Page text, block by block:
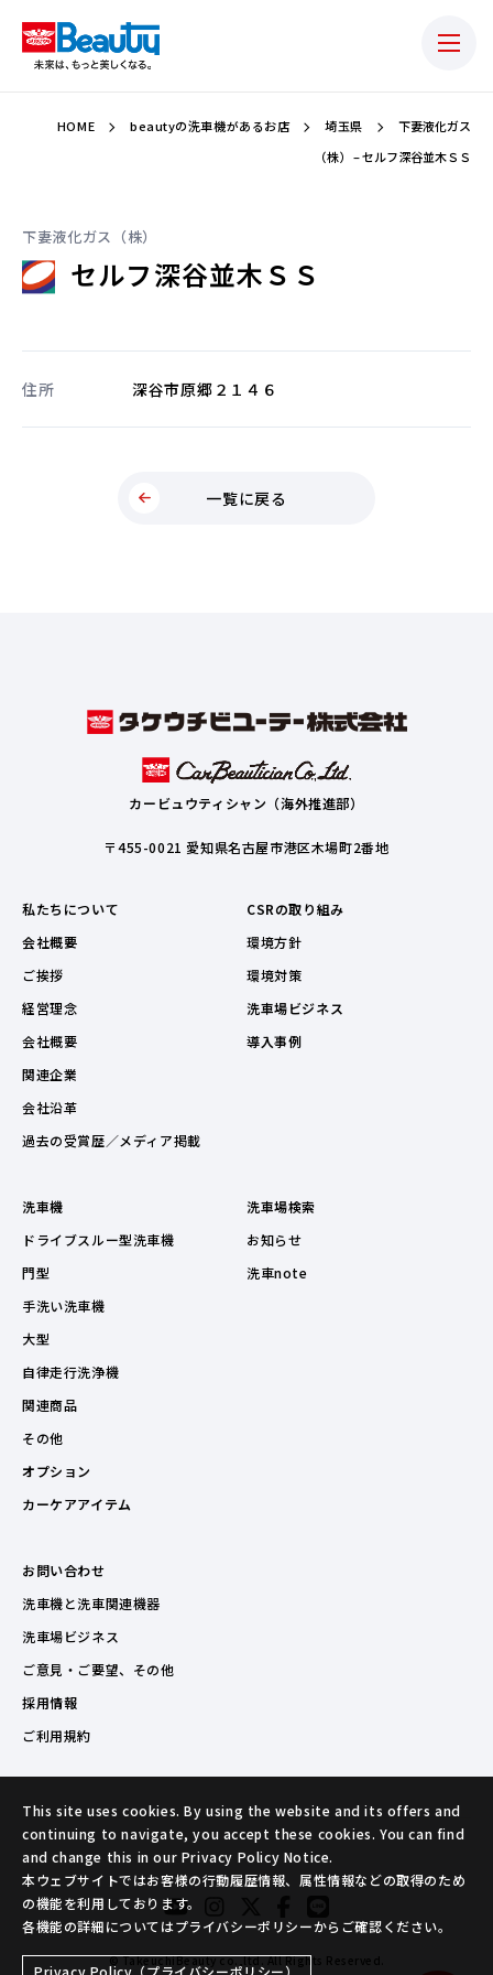
HOME beautyの洗車機があるお店 埼玉県
下妻液化ガス
（株） – セルフ深谷並木ＳＳ
下妻液化ガス（株）
セルフ深谷並木ＳＳ
住所 深谷市原郷２１４６
一覧に戻る
カービュウティシャン（海外推進部）
〒455-0021 愛知県名古屋市港区木場町2番地
私たちについて
会社概要
ご挨拶
経営理念
会社概要
関連企業
会社沿革
過去の受賞歴／メディア掲載
CSRの取り組み
環境方針
環境対策
洗車場ビジネス
導入事例
洗車機
ドライブスルー型洗車機
門型
手洗い洗車機
大型
自律走行洗浄機
関連商品
その他
オプション
カーケアアイテム
洗車場検索
お知らせ
洗車note
お問い合わせ
洗車機と洗車関連機器
洗車場ビジネス
ご意見・ご要望、その他
採用情報
ご利用規約
© TakeuchiBeauty co.,ltd. All Rights Reserved.
This site uses cookies. By using the website and its offers and
continuing to navigate, you accept these cookies. You can find
and change this in our Privacy Policy Notice.
本ウェブサイトではお客様の行動履歴情報、属性情報などの取得のため
の機能を利用しております。
各機能の詳細についてはプライバシーポリシーからご確認ください。
Privacy Policy（プライバシーポリシー）